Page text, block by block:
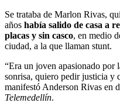
Se trataba de Marlon Rivas,
años había salido de casa a
placas y sin casco, en medio
ciudad, a la que llaman stunt.
“Era un joven apasionado por
sonrisa, quiero pedir justicia y
manifestó Anderson Rivas en
Telemedellín.